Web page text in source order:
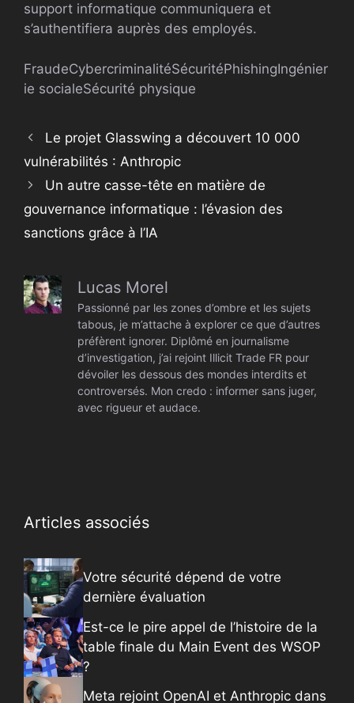
support informatique communiquera et
s’authentifiera auprès des employés.
FraudeCybercriminalitéSécuritéPhishingIngénier
ie socialeSécurité physique
Le projet Glasswing a découvert 10 000
vulnérabilités : Anthropic
Un autre casse-tête en matière de
gouvernance informatique : l’évasion des
sanctions grâce à l’IA
Lucas Morel
Passionné par les zones d’ombre et les sujets
tabous, je m’attache à explorer ce que d’autres
préfèrent ignorer. Diplômé en journalisme
d’investigation, j’ai rejoint Illicit Trade FR pour
dévoiler les dessous des mondes interdits et
controversés. Mon credo : informer sans juger,
avec rigueur et audace.
Articles associés
Votre sécurité dépend de votre
dernière évaluation
Est-ce le pire appel de l’histoire de la
table finale du Main Event des WSOP
?
Meta rejoint OpenAI et Anthropic dans